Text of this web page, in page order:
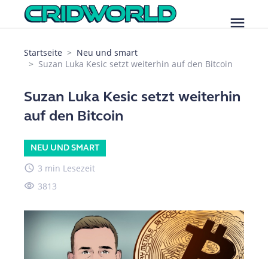
menu
Startseite
Neu und smart
Suzan Luka Kesic setzt weiterhin auf den Bitcoin
Suzan Luka Kesic setzt weiterhin
auf den Bitcoin
NEU UND SMART
access_time 3 min Lesezeit
visibility 3813